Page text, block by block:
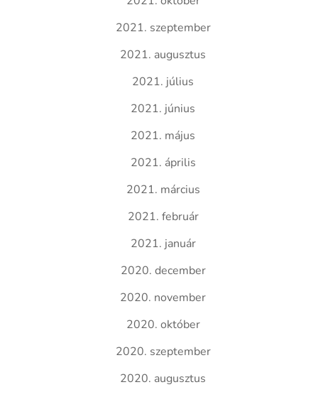
2021. szeptember
2021. augusztus
2021. július
2021. június
2021. május
2021. április
2021. március
2021. február
2021. január
2020. december
2020. november
2020. október
2020. szeptember
2020. augusztus